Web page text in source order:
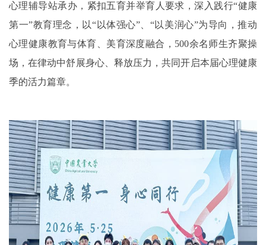
心理辅导站承办，紧扣五育并举育人要求，深入践行“健康
第一”教育理念，以“以体强心”、“以美润心”为导向，推动
心理健康教育与体育、美育深度融合， 500余名师生齐聚操
场，在律动中舒展身心、释放压力，共同开启本届心理健康
季的活力篇章。